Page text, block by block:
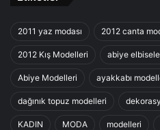
2011 yaz modası 2012 canta
2012 Kış Modelleri abiye
Abiye Modelleri ayakkabı
dağınık topuz modelleri
KADIN MODA modelleri